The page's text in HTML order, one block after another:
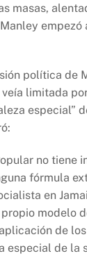
masas,
empezó
política de
limitada
especial”
no tiene
fórmula
en
modelo
de
especial de la